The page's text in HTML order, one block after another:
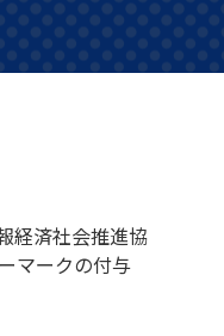
経済社会推進協
マークの付与